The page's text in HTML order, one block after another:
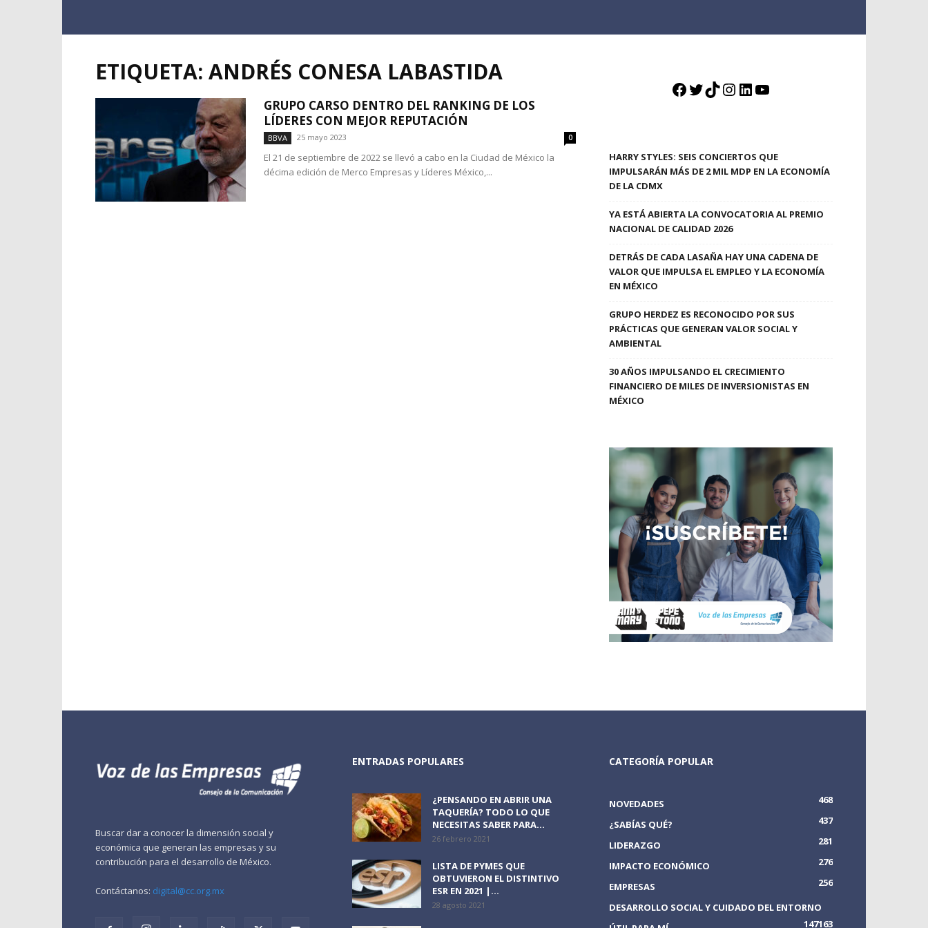
ETIQUETA: ANDRÉS CONESA LABASTIDA
GRUPO CARSO DENTRO DEL RANKING DE LOS
LÍDERES CON MEJOR REPUTACIÓN
BBVA 25 mayo 2023 0
El 21 de septiembre de 2022 se llevó a cabo en la Ciudad de México la
décima edición de Merco Empresas y Líderes México,...
Facebook
Twitter
TikTok
Instagram
LinkedIn
YouTube
HARRY STYLES: SEIS CONCIERTOS QUE
IMPULSARÁN MÁS DE 2 MIL MDP EN LA ECONOMÍA
DE LA CDMX
YA ESTÁ ABIERTA LA CONVOCATORIA AL PREMIO
NACIONAL DE CALIDAD 2026
DETRÁS DE CADA LASAÑA HAY UNA CADENA DE
VALOR QUE IMPULSA EL EMPLEO Y LA ECONOMÍA
EN MÉXICO
GRUPO HERDEZ ES RECONOCIDO POR SUS
PRÁCTICAS QUE GENERAN VALOR SOCIAL Y
AMBIENTAL
30 AÑOS IMPULSANDO EL CRECIMIENTO
FINANCIERO DE MILES DE INVERSIONISTAS EN
MÉXICO
Buscar dar a conocer la dimensión social y
económica que generan las empresas y su
contribución para el desarrollo de México.
Contáctanos: digital@cc.org.mx
ENTRADAS POPULARES
¿PENSANDO EN ABRIR UNA
TAQUERÍA? TODO LO QUE
NECESITAS SABER PARA...
26 febrero 2021
LISTA DE PYMES QUE
OBTUVIERON EL DISTINTIVO
ESR EN 2021 |...
28 agosto 2021
CATEGORÍA POPULAR
NOVEDADES
468
¿SABÍAS QUÉ?
437
LIDERAZGO
281
IMPACTO ECONÓMICO
276
EMPRESAS
256
DESARROLLO SOCIAL Y CUIDADO DEL ENTORNO
163
147